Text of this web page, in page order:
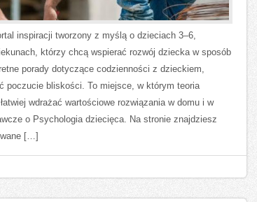
inspiracji tworzony z myślą o dzieciach 3–6,
którzy chcą wspierać rozwój dziecka w sposób
porady dotyczące codzienności z dzieckiem,
poczucie bliskości. To miejsce, w którym teoria
wdrażać wartościowe rozwiązania w domu i w
o Psychologia dziecięca. Na stronie znajdziesz
[…]